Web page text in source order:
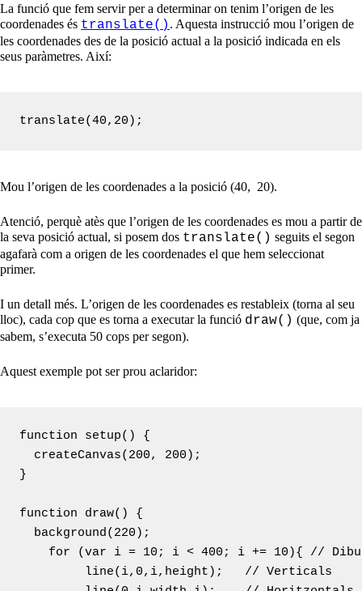
La funció que fem servir per a determinar on tenim l’origen de les
coordenades és translate() . Aquesta instrucció mou l’origen de
les coordenades des de la posició actual a la posició indicada en els
seus paràmetres. Així:
translate(40,20);
Mou l’origen de les coordenades a la posició (40, 20).
Atenció, perquè atès que l’origen de les coordenades es mou a partir de
la seva posició actual, si posem dos translate() seguits el segon
agafarà com a origen de les coordenades el que hem seleccionat
primer.
I un detall més. L’origen de les coordenades es restableix (torna al seu
lloc), cada cop que es torna a executar la funció draw() (que, com ja
sabem, s’executa 50 cops per segon).
Aquest exemple pot ser prou aclaridor:
function setup() {
  createCanvas(200, 200);
}
function draw() {
  background(220);
for (var i = 10; i < 400; i += 10){ //